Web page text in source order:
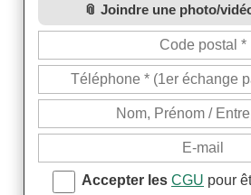
Joindre une photo/
Accepter les CGU pour